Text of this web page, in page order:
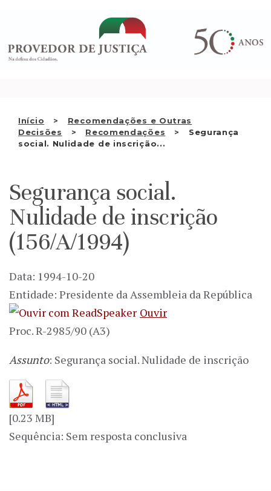
conteúdo
Início
Recomendações e Outras
Decisões
Recomendações
Segurança
social. Nulidade de inscrição...
QUEM SOMOS
ATIVIDADE
RELAÇÕES INTERNACIONAIS
APRESENTAR QUEIXA
Segurança social.
Nulidade de inscrição
(156/A/1994)
Data: 1994-10-20
Entidade: Presidente da Assembleia da República
Ouvir
Proc. R-2985/90 (A3)
Assunto: Segurança social. Nulidade de inscrição
[0.23 MB]
Sequência: Sem resposta conclusiva